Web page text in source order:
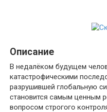
Описание
В недалёком будущем
катастрофическими
разрушившей глобальную
становится самым ценным
вопросом строгого